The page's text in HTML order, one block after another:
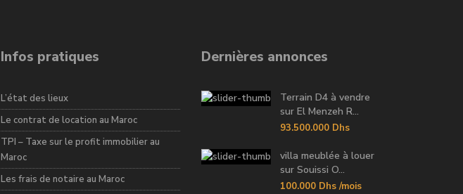
Infos pratiques
L’état des lieux
Le contrat de location au Maroc
TPI – Taxe sur le profit immobilier au
Maroc
Les frais de notaire au Maroc
Dernières annonces
Terrain D4 à vendre
sur El Menzeh R...
93.500.000 Dhs
villa meublée à louer
sur Souissi O...
100.000 Dhs /mois